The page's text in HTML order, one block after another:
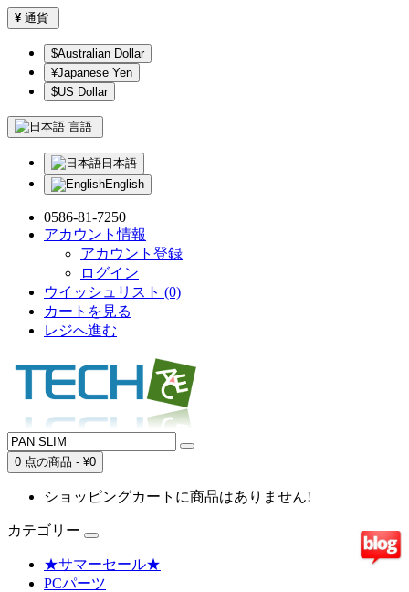
¥ 通貨
$Australian Dollar
¥Japanese Yen
$US Dollar
言語
日本語
English
0586-81-7250
アカウント情報
アカウント登録
ログイン
ウイッシュリスト (0)
カートを見る
レジへ進む
0 点の商品 - ¥0
ショッピングカートに商品はありません!
カテゴリー
★サマーセール★
PCパーツ